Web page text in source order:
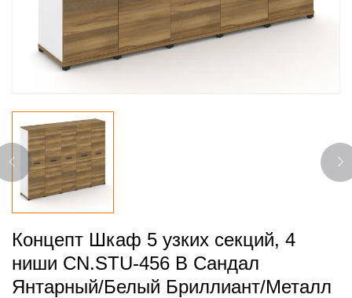
Концепт Шкаф 5 узких секций, 4
ниши CN.STU-456 B Сандал
Янтарный/Белый Бриллиант/Металл